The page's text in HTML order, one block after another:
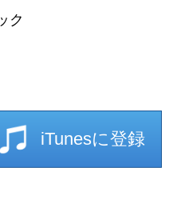
ク
iTunesに登録